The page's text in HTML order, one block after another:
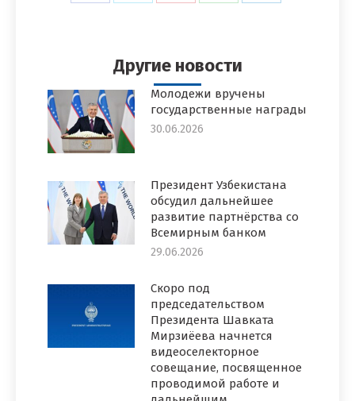
Другие новости
Молодежи вручены
государственные награды
30.06.2026
Президент Узбекистана
обсудил дальнейшее
развитие партнёрства со
Всемирным банком
29.06.2026
Скоро под
председательством
Президента Шавката
Мирзиёева начнется
видеоселекторное
совещание, посвященное
проводимой работе и